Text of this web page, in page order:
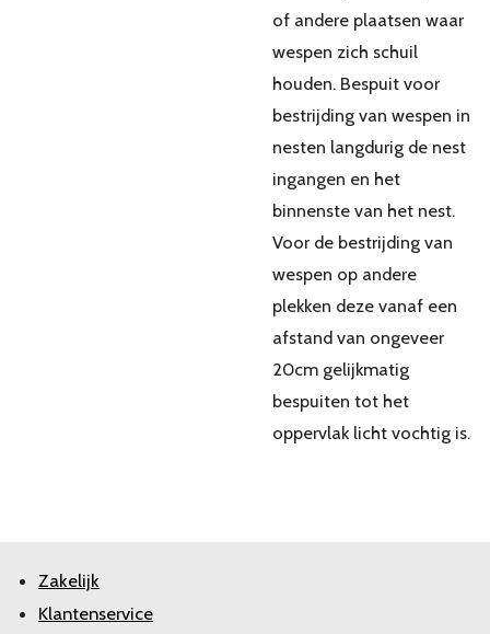
of andere plaatsen waar
wespen zich schuil
houden. Bespuit voor
bestrijding van wespen in
nesten langdurig de nest
ingangen en het
binnenste van het nest.
Voor de bestrijding van
wespen op andere
plekken deze vanaf een
afstand van ongeveer
20cm gelijkmatig
bespuiten tot het
oppervlak licht vochtig is.
Zakelijk
Klantenservice